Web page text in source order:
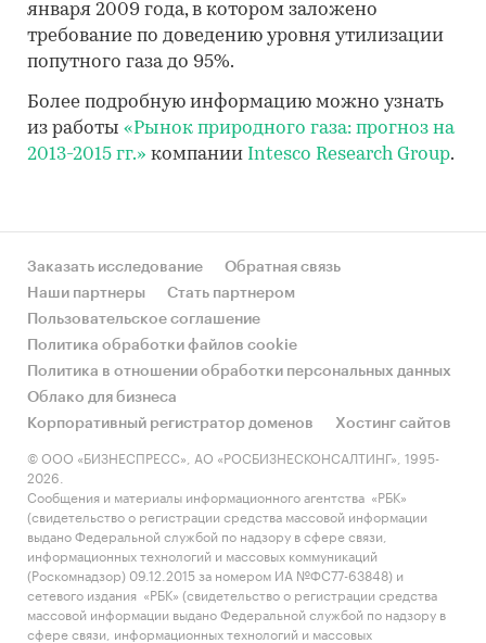
января 2009 года, в котором заложено
требование по доведению уровня утилизации
попутного газа до 95%.
Более подробную информацию можно узнать
из работы «Рынок природного газа: прогноз на
2013-2015 гг.» компании Intesco Research Group.
Заказать исследование
Обратная связь
Наши партнеры
Стать партнером
Пользовательское соглашение
Политика обработки файлов cookie
Политика в отношении обработки персональных данных
Облако для бизнеса
Корпоративный регистратор доменов
Хостинг сайтов
© ООО «БИЗНЕСПРЕСС», АО «РОСБИЗНЕСКОНСАЛТИНГ», 1995-
2026.
Сообщения и материалы информационного агентства «РБК»
(свидетельство о регистрации средства массовой информации
выдано Федеральной службой по надзору в сфере связи,
информационных технологий и массовых коммуникаций
(Роскомнадзор) 09.12.2015 за номером ИА №ФС77-63848) и
сетевого издания «РБК» (свидетельство о регистрации средства
массовой информации выдано Федеральной службой по надзору в
сфере связи, информационных технологий и массовых